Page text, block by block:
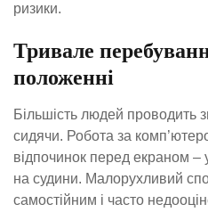
ризики.
Тривале
положенні
Більшість людей проводить
сидячи. Робота за
відпочинок перед екраном –
на судини. Малорухливий
самостійним і часто